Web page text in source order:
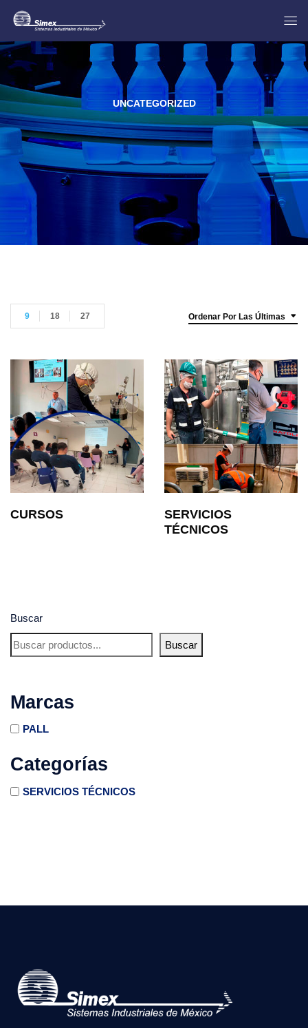
UNCATEGORIZED
Buscar
Buscar
Marcas
PALL
Categorías
SERVICIOS TÉCNICOS
Ordenar Por Las Últimas
9 18 27
CURSOS
SERVICIOS
TÉCNICOS